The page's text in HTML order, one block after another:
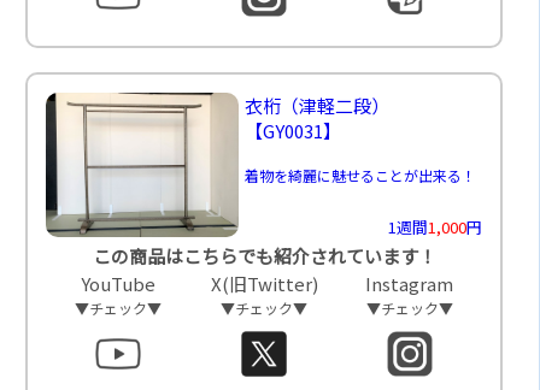
衣桁（津軽二段）
【GY0031】
着物を綺麗に魅せることが出来る！
1週間1,000円
この商品はこちらでも紹介されています！
YouTube
▼チェック▼
X(旧Twitter)
▼チェック▼
Instagram
▼チェック▼